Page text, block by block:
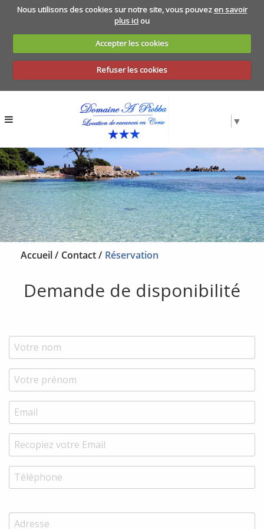
Nous utilisons des cookies sur notre site, vous pouvez en savoir
plus ici ou
Accepter les cookies
Refuser les cookies
Back
▼
Accueil Contact Réservation
Demande de disponibilité